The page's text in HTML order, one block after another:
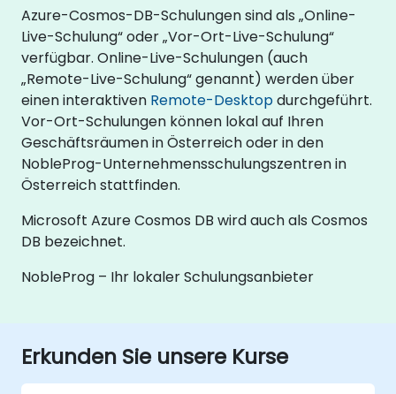
Azure-Cosmos-DB-Schulungen sind als „Online-
Live-Schulung“ oder „Vor-Ort-Live-Schulung“
verfügbar. Online-Live-Schulungen (auch
„Remote-Live-Schulung“ genannt) werden über
einen interaktiven Remote-Desktopdurchgeführt.
Vor-Ort-Schulungen können lokal auf Ihren
Geschäftsräumen in Österreich oder in den
NobleProg-Unternehmensschulungszentren in
Österreich stattfinden.
Microsoft Azure Cosmos DB wird auch als Cosmos
DB bezeichnet.
NobleProg – Ihr lokaler Schulungsanbieter
Erkunden Sie unsere Kurse